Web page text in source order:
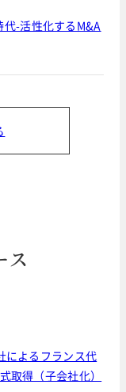
代-活性化するM&A
ス
によるフランス代
取得（子会社化）